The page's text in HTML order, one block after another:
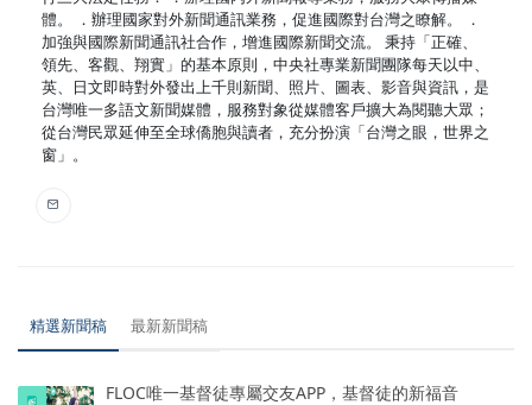
體。 ．辦理國家對外新聞通訊業務，促進國際對台灣之瞭解。 ．
加強與國際新聞通訊社合作，增進國際新聞交流。 秉持「正確、
領先、客觀、翔實」的基本原則，中央社專業新聞團隊每天以中、
英、日文即時對外發出上千則新聞、照片、圖表、影音與資訊，是
台灣唯一多語文新聞媒體，服務對象從媒體客戶擴大為閱聽大眾；
從台灣民眾延伸至全球僑胞與讀者，充分扮演「台灣之眼，世界之
窗」。
精選新聞稿 最新新聞稿
FLOC唯一基督徒專屬交友APP，基督徒的新福音